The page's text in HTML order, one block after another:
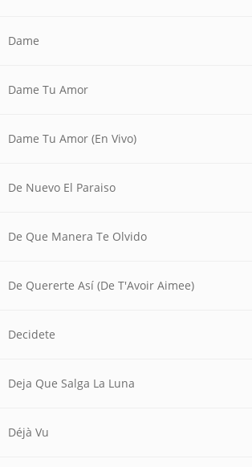
Dame
Dame Tu Amor
Dame Tu Amor (En Vivo)
De Nuevo El Paraiso
De Que Manera Te Olvido
De Quererte Así (De T'Avoir Aimee)
Decidete
Deja Que Salga La Luna
Déjà Vu